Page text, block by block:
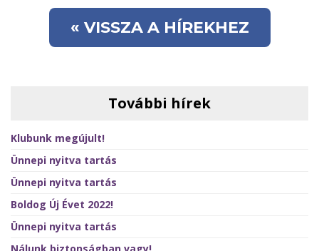
« VISSZA A HÍREKHEZ
További hírek
Klubunk megújult!
Ünnepi nyitva tartás
Ünnepi nyitva tartás
Boldog Új Évet 2022!
Ünnepi nyitva tartás
Nálunk biztonságban vagy!